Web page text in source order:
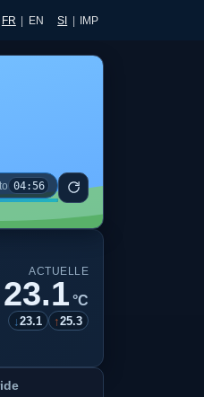
FR | EN SI | IMP
04:56
ACTUELLE
23.1 °C
↓23.1 ↑25.3